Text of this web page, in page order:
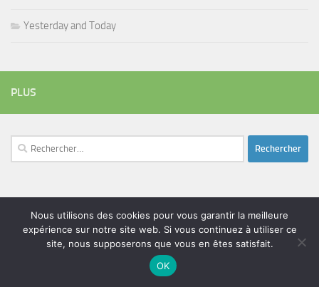
Yesterday and Today
PLUS
Rechercher :
adam bomb amar sundy batteur beatles blues blues rock
chanteur coltrane duc des lombards
festival glenn hughes
Nous utilisons des cookies pour vous garantir la meilleure
expérience sur notre site web. Si vous continuez à utiliser ce
site, nous supposerons que vous en êtes satisfait.
OK